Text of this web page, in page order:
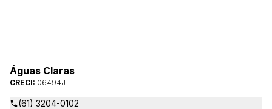
Águas Claras
CRECI: 06494J
(61) 3204-0102